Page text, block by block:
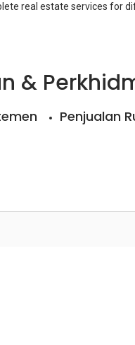
real estate services for
places covered especially
&
Penjualan